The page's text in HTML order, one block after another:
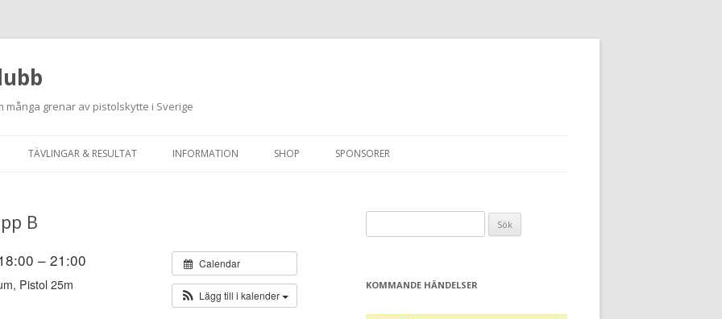
många grenar av pistolskytte i Sverige
till
TÄVLINGAR & RESULTAT
SKJUTPROGRAM 2026
INFORMATION
RUTINER FÖR SKJUTLEDARE
FÄLTSKYTTE
SHOP SPONSORER
B
Calendar
Lägg till i kalender
– 21:00
Pistol 25m
efter:
KOMMANDE HÄNDELSER